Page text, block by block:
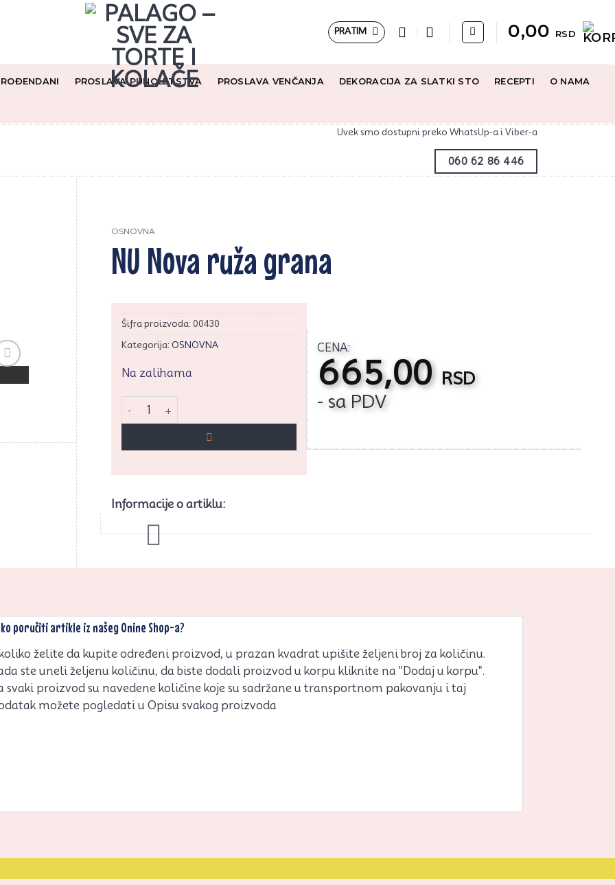
PRATIM 0,00 RSD
PROSLAVA PUNOLETSTVA PROSLAVA VENČANJA DEKORACIJA ZA SLATKI STO RECEPTI O NAMA
Uvek smo dostupni preko WhatsUp-a i Viber-a
060 62 86 446
OSNOVNA
NU Nova ruža grana
Šifra proizvoda: 00430
Kategorija: OSNOVNA
Na zalihama
NU Nova ruža grana količina
CENA:
665,00 RSD
- sa PDV
Informacije o artiklu:
poručiti artikle iz našeg Onine Shop-a?
želite da kupite određeni proizvod, u prazan kvadrat upišite željeni broj za količinu.
ste uneli željenu količinu, da biste dodali proizvod u korpu kliknite na "Dodaj u korpu".
svaki proizvod su navedene količine koje su sadržane u transportnom pakovanju i taj
možete pogledati u Opisu svakog proizvoda